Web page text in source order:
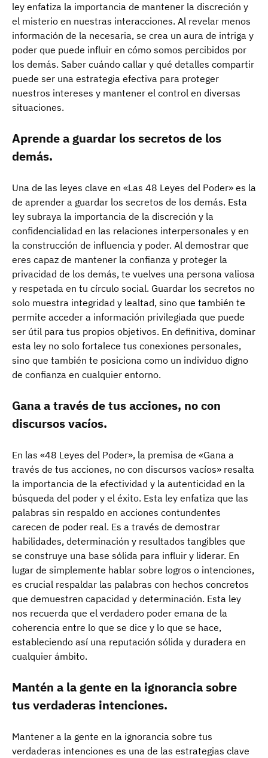
ley enfatiza la importancia de mantener la discreción y
el misterio en nuestras interacciones. Al revelar menos
información de la necesaria, se crea un aura de intriga y
poder que puede influir en cómo somos percibidos por
los demás. Saber cuándo callar y qué detalles compartir
puede ser una estrategia efectiva para proteger
nuestros intereses y mantener el control en diversas
situaciones.
Aprende a guardar los secretos de los
demás.
Una de las leyes clave en «Las 48 Leyes del Poder» es la
de aprender a guardar los secretos de los demás. Esta
ley subraya la importancia de la discreción y la
confidencialidad en las relaciones interpersonales y en
la construcción de influencia y poder. Al demostrar que
eres capaz de mantener la confianza y proteger la
privacidad de los demás, te vuelves una persona valiosa
y respetada en tu círculo social. Guardar los secretos no
solo muestra integridad y lealtad, sino que también te
permite acceder a información privilegiada que puede
ser útil para tus propios objetivos. En definitiva, dominar
esta ley no solo fortalece tus conexiones personales,
sino que también te posiciona como un individuo digno
de confianza en cualquier entorno.
Gana a través de tus acciones, no con
discursos vacíos.
En las «48 Leyes del Poder», la premisa de «Gana a
través de tus acciones, no con discursos vacíos» resalta
la importancia de la efectividad y la autenticidad en la
búsqueda del poder y el éxito. Esta ley enfatiza que las
palabras sin respaldo en acciones contundentes
carecen de poder real. Es a través de demostrar
habilidades, determinación y resultados tangibles que
se construye una base sólida para influir y liderar. En
lugar de simplemente hablar sobre logros o intenciones,
es crucial respaldar las palabras con hechos concretos
que demuestren capacidad y determinación. Esta ley
nos recuerda que el verdadero poder emana de la
coherencia entre lo que se dice y lo que se hace,
estableciendo así una reputación sólida y duradera en
cualquier ámbito.
Mantén a la gente en la ignorancia sobre
tus verdaderas intenciones.
Mantener a la gente en la ignorancia sobre tus
verdaderas intenciones es una de las estrategias clave